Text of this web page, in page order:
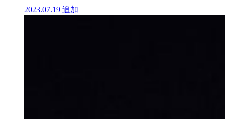
2023.07.19 追加